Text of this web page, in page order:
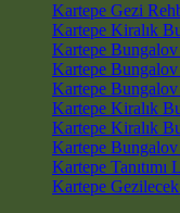
Kartepe Gezi
Kartepe Kiralık
Kartepe
Kartepe
Kartepe
Kartepe Kiralık
Kartepe Kiralık
Kartepe
Kartepe
Kartepe